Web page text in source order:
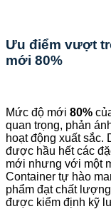
Ưu điểm vượt
mới 80%
Mức độ mới 80%
quan trọng, phản
hoạt động xuất sắc.
được hầu hết các
mới nhưng với một
Container tự hào
phẩm đạt chất
được kiểm định kỹ